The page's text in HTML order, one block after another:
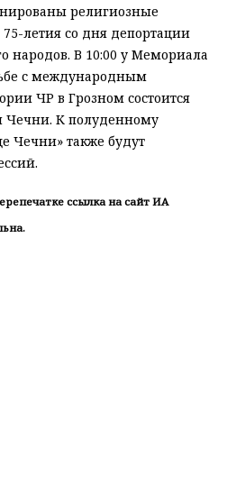
религиозные
летия со дня депортации
народов. В 10:00 у Мемориала
с международным
ЧР в Грозном состоится
Чечни. К полуденному
Чечни» также будут
ссылка на сайт ИА